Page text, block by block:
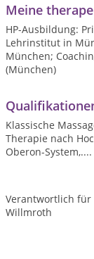
Meine
HP-Ausbildung:
Lehrinstitut in
München;
(München)
Klassische
Therapie nach
Oberon-System,....
Verantwortlich für
Willmroth